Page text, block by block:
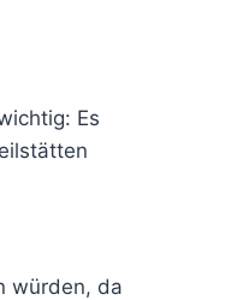
Es
würden, da